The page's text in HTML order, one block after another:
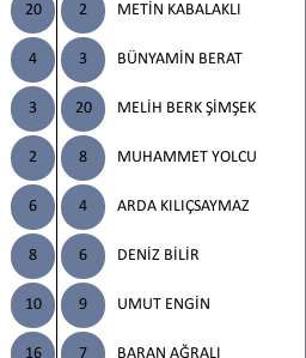
20
4
3
2
6
8
10
16
2 METİN KABALAKLI
3 BÜNYAMİN BERAT
20 MELİH BERK ŞİMŞEK
8 MUHAMMET YOLCU
4 ARDA KILIÇSAYMAZ
6 DENİZ BİLİR
9 UMUT ENGİN
7 BARAN AĞRALI